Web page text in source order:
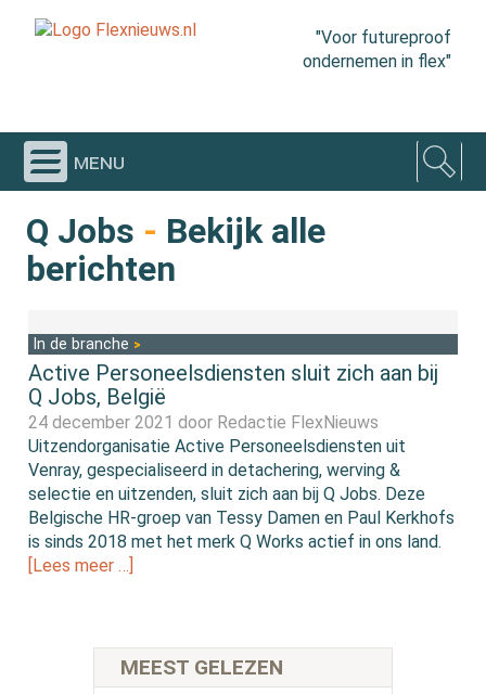
"Voor futureproof
ondernemen in flex"
menu
Q Jobs - Bekijk alle
berichten
In de branche
Active Personeelsdiensten sluit zich aan bij
Q Jobs, België
24 december 2021 door Redactie FlexNieuws
Uitzendorganisatie Active Personeelsdiensten uit
Venray, gespecialiseerd in detachering, werving &
selectie en uitzenden, sluit zich aan bij Q Jobs. Deze
Belgische HR-groep van Tessy Damen en Paul Kerkhofs
is sinds 2018 met het merk Q Works actief in ons land.
[Lees meer …]
MEEST GELEZEN